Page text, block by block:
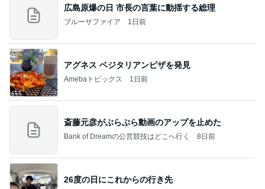
広島原爆の日 市長の言葉に動揺する総理
ブルーサファイア 1日前
アグネス ベジタリアンピザを発見
Amebaトピックス 1日前
斎藤元彦がぶらぶら動画のアップを止めた
Bank of Dreamの公営競技はどこへ行く 8日前
26度の日にこれからの行き先